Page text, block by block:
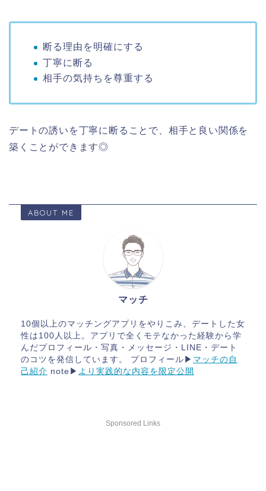
断る理由を明確にする
丁寧に断る
相手の気持ちを尊重する
デートの誘いを丁寧に断ることで、相手と良い関係を
築くことができます◎
ABOUT ME
マッチ
10個以上のマッチングアプリをやりこみ、デートした女
性は100人以上。アプリで全くモテなかった経験から学
んだプロフィール・写真・メッセージ・LINE・デート
のコツを発信しています。 プロフィール▶ マッチの自
己紹介 note▶ より実践的な内容を限定公開
Sponsored Links